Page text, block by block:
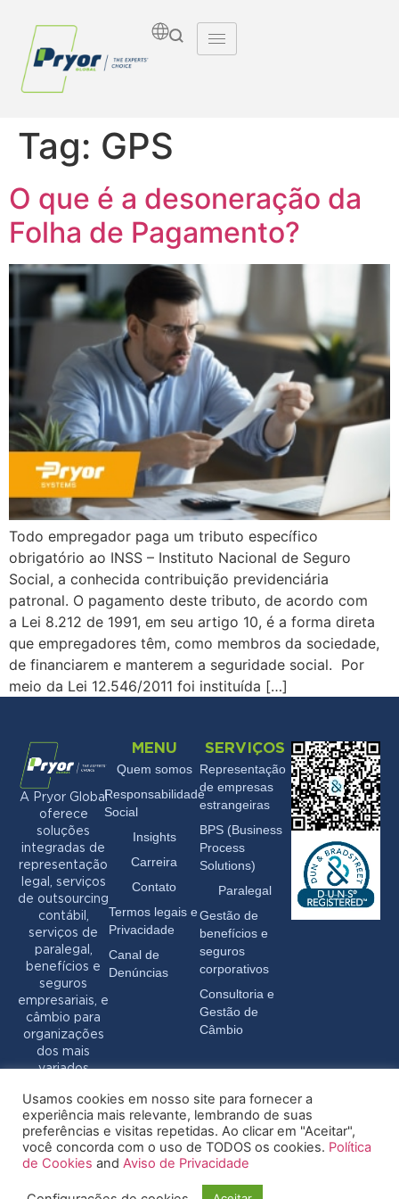
Tag: GPS
O que é a desoneração da
Folha de Pagamento?
Todo empregador paga um tributo específico
obrigatório ao INSS – Instituto Nacional de Seguro
Social, a conhecida contribuição previdenciária
patronal. O pagamento deste tributo, de acordo com
a Lei 8.212 de 1991, em seu artigo 10, é a forma direta
que empregadores têm, como membros da sociedade,
de financiarem e manterem a seguridade social. Por
meio da Lei 12.546/2011 foi instituída […]
A Pryor Global
oferece
soluções
integradas de
representação
legal, serviços
de outsourcing
contábil,
serviços de
paralegal,
benefícios e
seguros
empresariais, e
câmbio para
organizações
dos mais
variados
MENU
Quem somos
Responsabilidade
Social
Insights
Carreira
Contato
Termos legais e
Privacidade
Canal de
Denúncias
SERVIÇOS
Representação
de empresas
estrangeiras
BPS (Business
Process
Solutions)
Paralegal
Gestão de
benefícios e
seguros
corporativos
Consultoria e
Gestão de
Câmbio
Usamos cookies em nosso site para fornecer a
experiência mais relevante, lembrando de suas
preferências e visitas repetidas. Ao clicar em "Aceitar",
você concorda com o uso de TODOS os cookies. Política
de Cookies and Aviso de Privacidade